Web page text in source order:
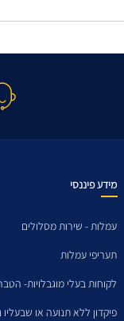
מידע פיננסי
עמלות - שירות מסלולים
תעריפי עמלות
לקוחות בעלי מוגבלויות-
פיקדון ללא תנועה או שבעליו